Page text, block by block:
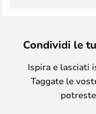
Condividi le
Ispira e lasciati
Taggate le